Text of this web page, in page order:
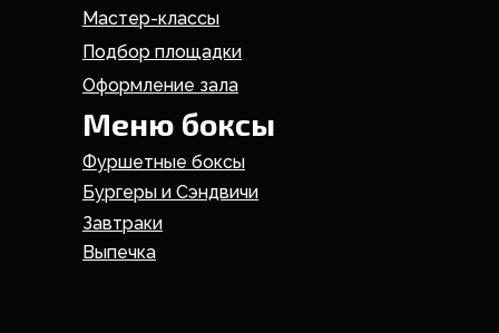
Меню боксы
Фуршетные боксы
Бургеры и Сэндвичи
Завтраки
Выпечка
Мастер-классы
Подбор площадки
Оформление зала